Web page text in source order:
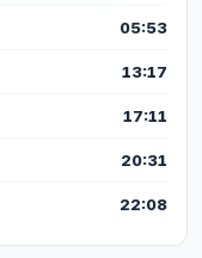
05:53
13:17
17:11
20:31
22:08